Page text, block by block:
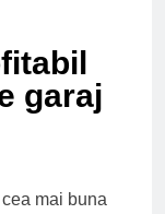
sau
contactului
garaj
mai buna